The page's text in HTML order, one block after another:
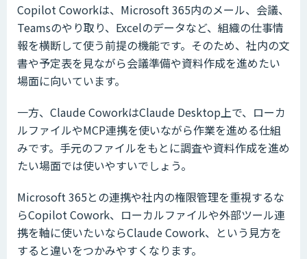
Copilot Coworkは、Microsoft 365内のメール、会議、
Teamsのやり取り、Excelのデータなど、組織の仕事情
報を横断して使う前提の機能です。そのため、社内の文
書や予定表を見ながら会議準備や資料作成を進めたい
場面に向いています。
一方、Claude CoworkはClaude Desktop上で、ローカ
ルファイルやMCP連携を使いながら作業を進める仕組
みです。手元のファイルをもとに調査や資料作成を進め
たい場面では使いやすいでしょう。
Microsoft 365との連携や社内の権限管理を重視するな
らCopilot Cowork、ローカルファイルや外部ツール連
携を軸に使いたいならClaude Cowork、という見方を
すると違いをつかみやすくなります。